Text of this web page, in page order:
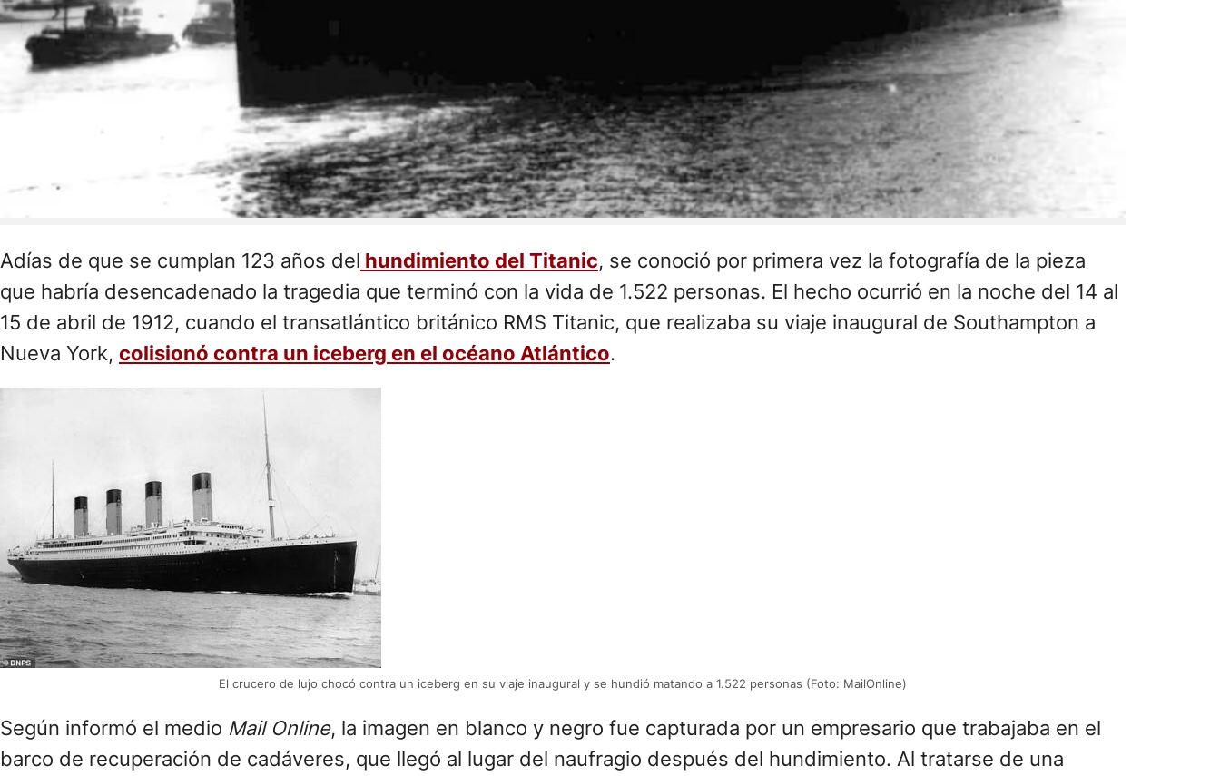
Adías de que se cumplan 123 años del hundimiento del Titanic, se conoció por primera vez la fotografía de la pieza
que habría desencadenado la tragedia que terminó con la vida de 1.522 personas. El hecho ocurrió en la noche del 14 al
15 de abril de 1912, cuando el transatlántico británico RMS Titanic, que realizaba su viaje inaugural de Southampton a
Nueva York, colisionó contra un iceberg en el océano Atlántico.
El crucero de lujo chocó contra un iceberg en su viaje inaugural y se hundió matando a 1.522 personas (Foto: MailOnline)
Según informó el medio Mail Online, la imagen en blanco y negro fue capturada por un empresario que trabajaba en el
barco de recuperación de cadáveres, que llegó al lugar del naufragio después del hundimiento. Al tratarse de una